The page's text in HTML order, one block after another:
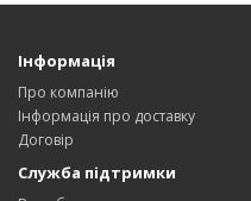
Інформація
Про компанію
Інформація про доставку
Договір
Служба підтримки